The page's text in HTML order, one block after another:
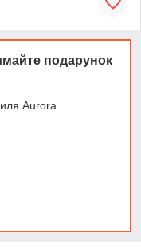
подарунок
Aurora